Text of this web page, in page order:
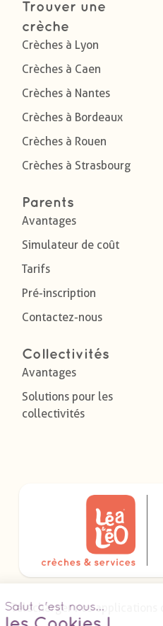
Trouver une
crèche
Crèches à Lyon
Crèches à Caen
Crèches à Nantes
Crèches à Bordeaux
Crèches à Rouen
Crèches à Strasbourg
Parents
Avantages
Simulateur de coût
Tarifs
Pré-inscription
Contactez-nous
Collectivités
Avantages
Solutions pour les
collectivités
Télécharger nos applications